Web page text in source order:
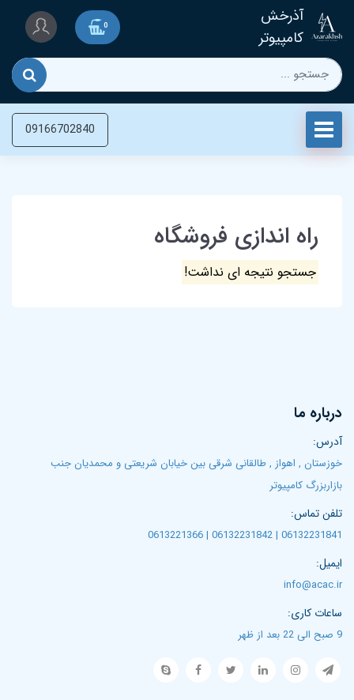
آذرخش
کامپیوتر
0
09166702840
راه اندازی فروشگاه
جستجو نتیجه ای نداشت!
درباره ما
آدرس:
خوزستان , اهواز , طالقانی شرقی بین خیابان شریعتی و محمدیان جنب
بازاربزرگ کامپیوتر
تلفن تماس:
06132231841 | 06132231842 | 0613221366
ایمیل:
info@acac.ir
ساعات کاری:
9 صبح الی 22 بعد از ظهر